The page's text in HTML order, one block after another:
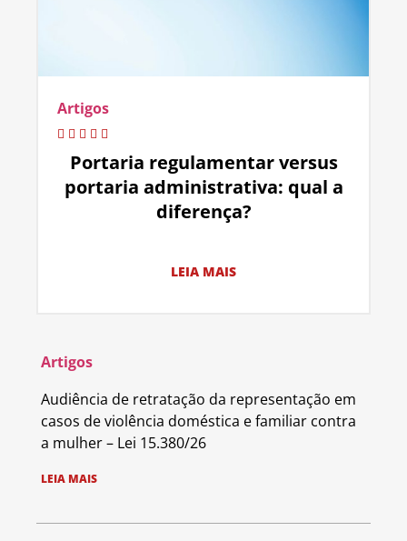
Artigos
Portaria regulamentar versus
portaria administrativa: qual a
diferença?
LEIA MAIS
Artigos
Audiência de retratação da representação em
casos de violência doméstica e familiar contra
a mulher – Lei 15.380/26
LEIA MAIS